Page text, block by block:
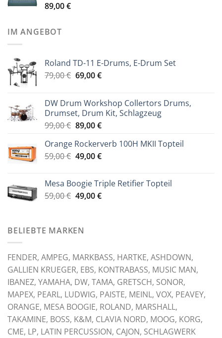
89,00€
IM ANGEBOT
Roland TD-11 E-Drums, E-Drum Set
79,00€ Ursprünglicher
79,00 €
69,00€Aktueller
69,00 €.
DW Drum Workshop Collertors Drums,
Drumset, Drum Kit, Schlagzeug
99,00€ Ursprünglicher
war:
99,00 €
89,00€Aktueller
ist:
89,00 €.
Orange Rockerverb 100H MKII Topteil
59,00€ Ursprünglicher
59,00 €
49,00€Aktueller
49,00 €.
Mesa Boogie Triple Retifier Topteil
59,00€ Ursprünglicher
59,00 €
49,00€Aktueller
BELIEBTE MARKEN
FENDER, AMPEG, MARKBASS, HARTKE, ASHDOWN,
GALLIEN KRUEGER, EBS, KONTRABASS, MUSIC MAN,
IBANEZ, YAMAHA, DW, TAMA, GRETSCH, SONOR,
MAPEX, PEARL, LUDWIG, PAISTE, MEINL, VOX, PEAVEY,
ORANGE, MESA BOOGIE, ROLAND, MARSHALL,
TAKAMINE, BOSS, K&M, CLAVIA NORD, MOOG, KORG,
CME, LP, LATIN PERCUSSION, CAJON, SCHLAGWERK